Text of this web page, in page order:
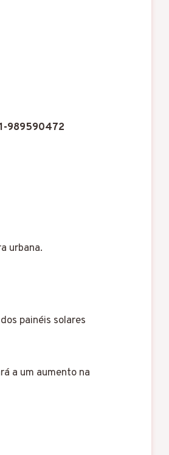
989590472
urbana.
painéis solares
a um aumento na